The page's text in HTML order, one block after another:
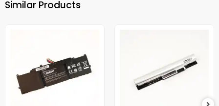
Similar Products